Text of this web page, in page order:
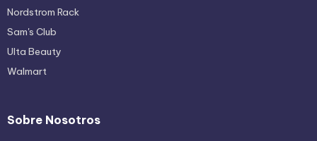
Nordstrom Rack
Sam's Club
Ulta Beauty
Walmart
Sobre Nosotros